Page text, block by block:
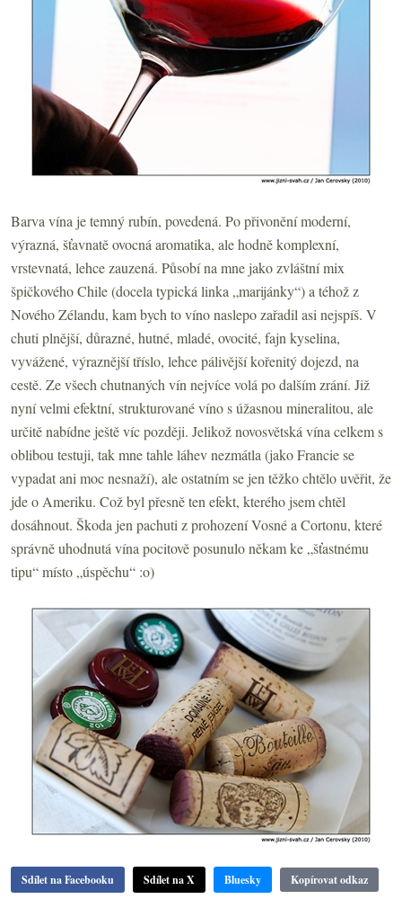
Barva vína je temný rubín, povedená. Po přivonění moderní,
výrazná, šťavnatě ovocná aromatika, ale hodně komplexní,
vrstevnatá, lehce zauzená. Působí na mne jako zvláštní mix
špičkového Chile (docela typická linka „marijánky“) a téhož z
Nového Zélandu, kam bych to víno naslepo zařadil asi nejspíš. V
chuti plnější, důrazné, hutné, mladé, ovocité, fajn kyselina,
vyvážené, výraznější tříslo, lehce pálivější kořenitý dojezd, na
cestě. Ze všech chutnaných vín nejvíce volá po dalším zrání. Již
nyní velmi efektní, strukturované víno s úžasnou mineralitou, ale
určitě nabídne ještě víc později. Jelikož novosvětská vína celkem s
oblibou testuji, tak mne tahle láhev nezmátla (jako Francie se
vypadat ani moc nesnaží), ale ostatním se jen těžko chtělo uvěřit, že
jde o Ameriku. Což byl přesně ten efekt, kterého jsem chtěl
dosáhnout. Škoda jen pachuti z prohození Vosné a Cortonu, které
správně uhodnutá vína pocitově posunulo někam ke „šťastnému
tipu“ místo „úspěchu“ :o)
Sdílet na Facebooku Sdílet na X Bluesky Kopírovat odkaz